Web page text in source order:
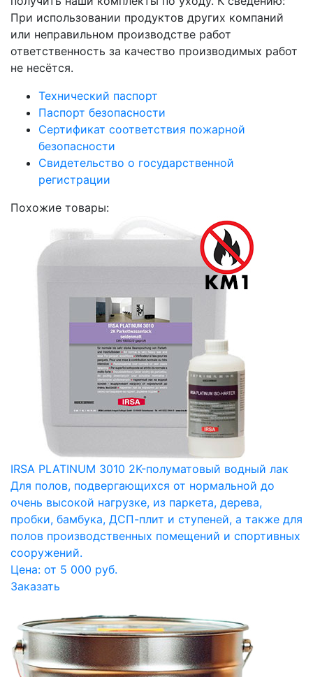
При использовании продуктов других компаний
или неправильном производстве работ
ответственность за качество производимых работ
не несётся.
Технический паспорт
Паспорт безопасности
Сертификат соответствия пожарной
безопасности
Свидетельство о государственной
регистрации
Похожие товары:
IRSA PLATINUM 3010 2K-полуматовый водный лак
Для полов, подвергающихся от нормальной до
очень высокой нагрузке, из паркета, дерева,
пробки, бамбука, ДСП-плит и ступеней, а также для
полов производственных помещений и спортивных
сооружений.
Цена: от 5 000 руб.
Заказать